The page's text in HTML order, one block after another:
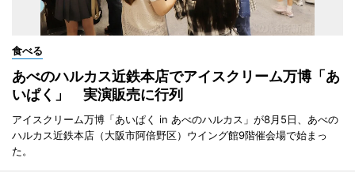
食べる
あべのハルカス近鉄本店でアイスクリーム万博「あ
いぱく」 実演販売に行列
アイスクリーム万博「あいぱく in あべのハルカス」が8月5日、あべの
ハルカス近鉄本店（大阪市阿倍野区）ウイング館9階催会場で始まっ
た。